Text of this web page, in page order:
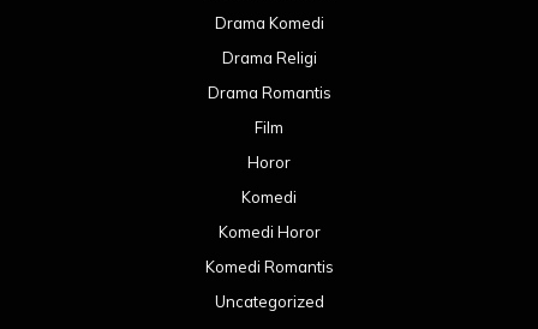
Drama Komedi
Drama Religi
Drama Romantis
Film
Horor
Komedi
Komedi Horor
Komedi Romantis
Uncategorized